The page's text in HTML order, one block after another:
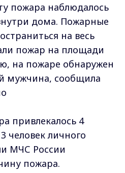
пожара наблюдалось
дома. Пожарные
на весь
пожар на площади
на пожаре обнаружен
мужчина, сообщила
привлекалось 4
человек личного
МЧС России
пожара.